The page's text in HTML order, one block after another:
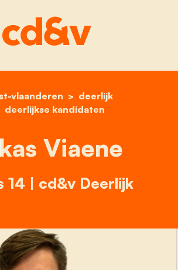
home
vlaanderen
deerlijk
deerlijkse kandidaten
lukas viaene
Viaene
14 | cd&v Deerlijk